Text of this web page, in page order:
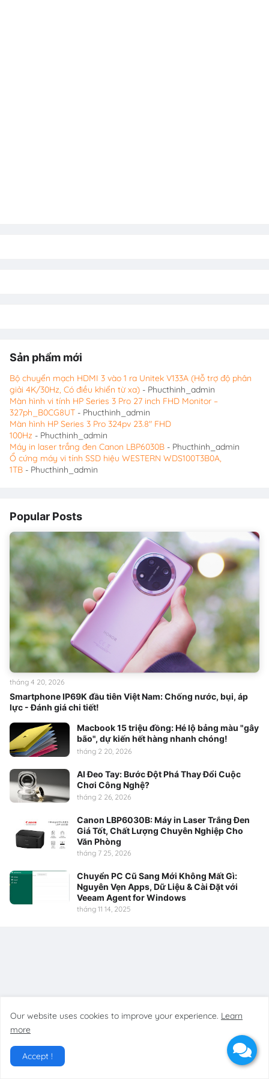
Sản phẩm mới
Bộ chuyển mạch HDMI 3 vào 1 ra Unitek V133A (Hỗ trợ độ phân
giải 4K/30Hz, Có điều khiển từ xa) - Phucthinh_admin
Màn hình vi tính HP Series 3 Pro 27 inch FHD Monitor –
327ph_B0CG8UT - Phucthinh_admin
Màn hình HP Series 3 Pro 324pv 23.8″ FHD
100Hz - Phucthinh_admin
Máy in laser trắng đen Canon LBP6030B - Phucthinh_admin
Ổ cứng máy vi tính SSD hiệu WESTERN WDS100T3B0A,
1TB - Phucthinh_admin
Popular Posts
Smartphone IP69K đầu tiên Việt Nam: Chống nước, bụi, áp
lực - Đánh giá chi tiết!
tháng 4 20, 2026
Macbook 15 triệu đồng: Hé lộ bảng màu "gây
bão", dự kiến hết hàng nhanh chóng!
tháng 2 20, 2026
AI Đeo Tay: Bước Đột Phá Thay Đổi Cuộc
Chơi Công Nghệ?
tháng 2 26, 2026
Canon LBP6030B: Máy in Laser Trắng Đen
Giá Tốt, Chất Lượng Chuyên Nghiệp Cho
Văn Phòng
tháng 7 25, 2026
Chuyển PC Cũ Sang Mới Không Mất Gì:
Nguyên Vẹn Apps, Dữ Liệu & Cài Đặt với
Veeam Agent for Windows
tháng 11 14, 2025
Our website uses cookies to improve your experience. Learn
more
Accept !